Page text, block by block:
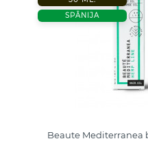
SPĀNIJA
Beaute Mediterranea